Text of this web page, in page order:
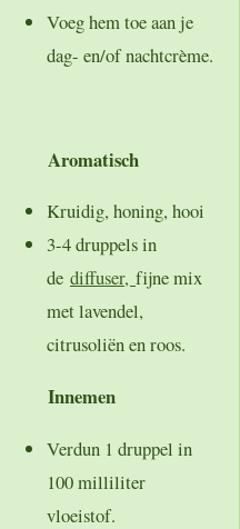
Voeg hem toe aan je
dag- en/of nachtcrème.
Aromatisch
Kruidig, honing, hooi
3-4 druppels in
de diffuser, fijne mix
met lavendel,
citrusoliën en roos.
Innemen
Verdun 1 druppel in
100 milliliter
vloeistof.